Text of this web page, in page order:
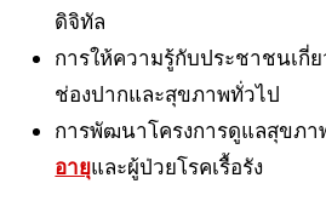
ดิจิทัล
การให้ความรู้กับประชาชนเกี่
ช่องปากและสุขภาพทั่วไป
การพัฒนาโครงการดูแลสุขภ
อายุและผู้ป่วยโรคเรื้อรัง